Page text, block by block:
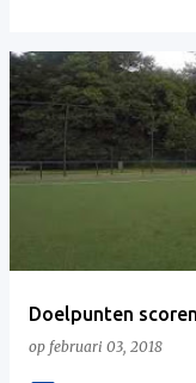
Doelpunten scoren
op februari 03, 2018